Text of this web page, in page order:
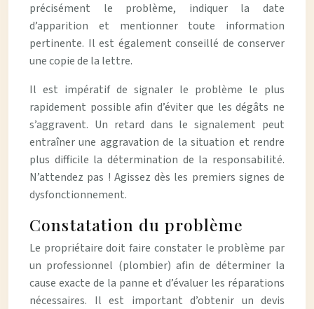
précisément le problème, indiquer la date
d’apparition et mentionner toute information
pertinente. Il est également conseillé de conserver
une copie de la lettre.
Il est impératif de signaler le problème le plus
rapidement possible afin d’éviter que les dégâts ne
s’aggravent. Un retard dans le signalement peut
entraîner une aggravation de la situation et rendre
plus difficile la détermination de la responsabilité.
N’attendez pas ! Agissez dès les premiers signes de
dysfonctionnement.
Constatation du problème
Le propriétaire doit faire constater le problème par
un professionnel (plombier) afin de déterminer la
cause exacte de la panne et d’évaluer les réparations
nécessaires. Il est important d’obtenir un devis